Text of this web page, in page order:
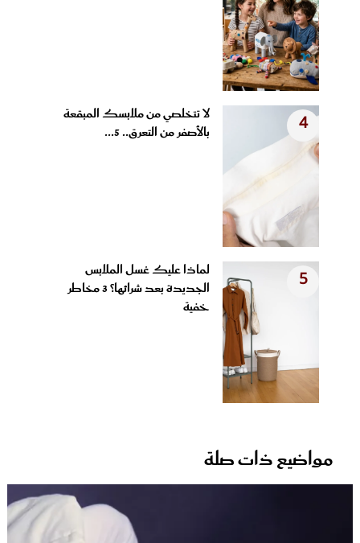
4
لا تتخلصي من ملابسك المبقعة
بالأصفر من التعرق.. 5...
5
لماذا عليك غسل الملابس
الجديدة بعد شرائها؟ 3 مخاطر
خفية
مواضيع ذات صلة